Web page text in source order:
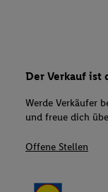
Der Verkauf ist
Werde Verkäufer
und freue dich
Offene Stellen